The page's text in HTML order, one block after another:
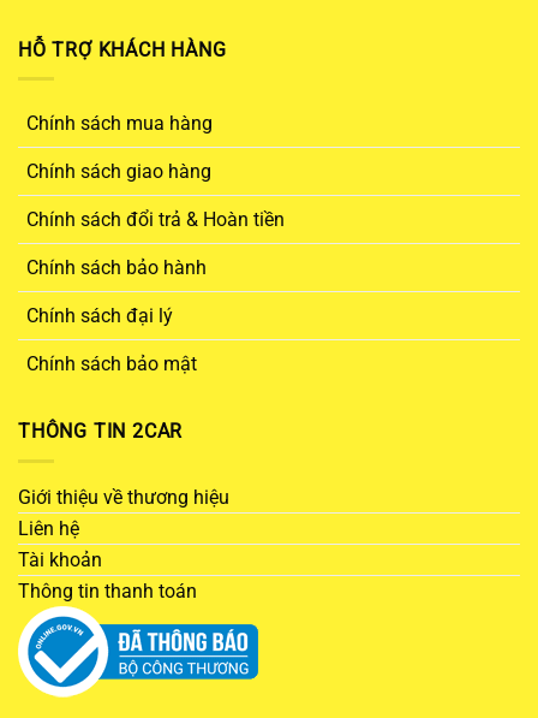
HỖ TRỢ KHÁCH HÀNG
Chính sách mua hàng
Chính sách giao hàng
Chính sách đổi trả & Hoàn tiền
Chính sách bảo hành
Chính sách đại lý
Chính sách bảo mật
THÔNG TIN 2CAR
Giới thiệu về thương hiệu
Liên hệ
Tài khoản
Thông tin thanh toán